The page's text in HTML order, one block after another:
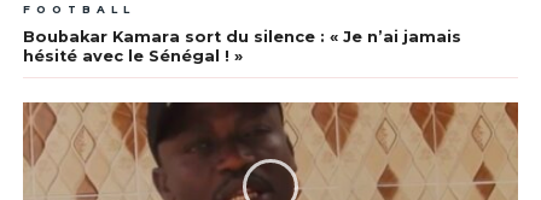
FOOTBALL
Boubakar Kamara sort du silence : « Je n’ai jamais
hésité avec le Sénégal ! »